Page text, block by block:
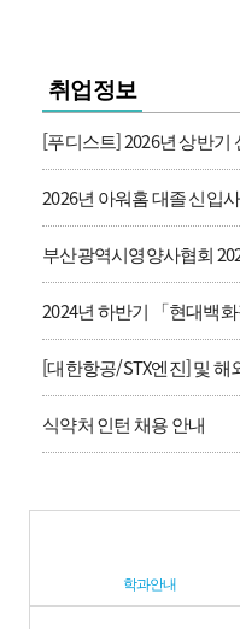
취업정보
[푸디스트] 2026년 상반기
안내
2026년 아워홈 대졸 신입
부산광역시영양사협회
안내
2024년 하반기 「현대백
드」 신입영양사 공개채용
[대한항공/STX엔진] 및 해
회 안내
식약처 인턴 채용 안내
학과안내